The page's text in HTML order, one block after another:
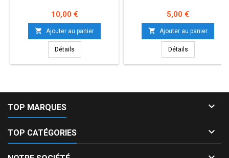
Prix
10,00 €
 Ajouter au panier
Détails
Prix
5,00 €
 Ajouter au panier
Détails
TOP MARQUES 
TOP CATÉGORIES 